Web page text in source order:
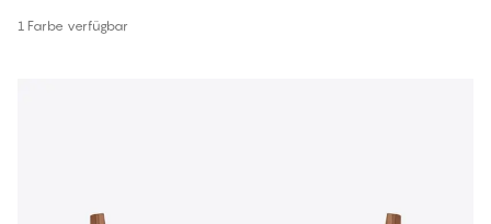
1 Farbe verfügbar